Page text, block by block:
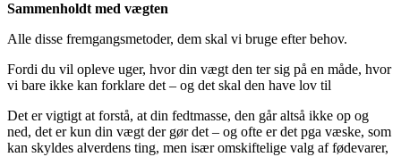
Sammenholdt med vægten
Alle disse fremgangsmetoder, dem skal vi bruge efter behov.
Fordi du vil opleve uger, hvor din vægt den ter sig på en måde, hvor
vi bare ikke kan forklare det – og det skal den have lov til
Det er vigtigt at forstå, at din fedtmasse, den går altså ikke op og
ned, det er kun din vægt der gør det – og ofte er det pga væske, som
kan skyldes alverdens ting, men især omskiftelige valg af fødevarer,